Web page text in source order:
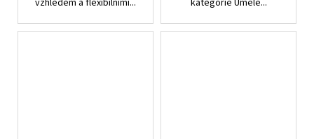
vzhledem a flexibilními...
kategorie Umělé...